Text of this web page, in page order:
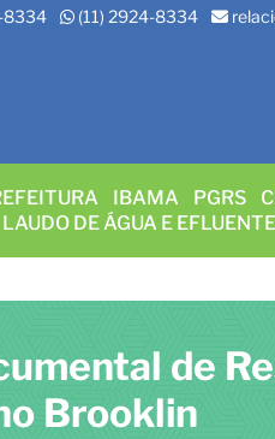
8334 (11) 2924-8334
IBAMA PGRS
LAUDO DE ÁGUA E
de
Brooklin